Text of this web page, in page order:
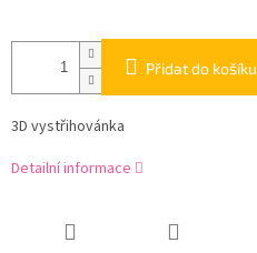
Přidat do košíku
3D vystřihovánka
Detailní informace